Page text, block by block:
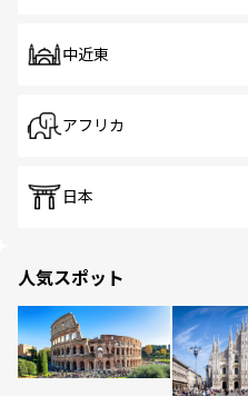
中近東
アフリカ
日本
人気スポット